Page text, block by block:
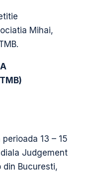
Mihai,
13 – 15
Judgement
din Bucuresti,